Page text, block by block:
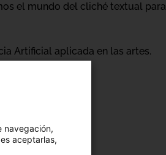
el mundo del cliché textual para
Artificial aplicada en las artes.
navegación,
aceptarlas,